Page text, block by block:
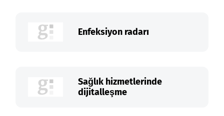
Enfeksiyon radarı
Sağlık hizmetlerinde
dijitalleşme